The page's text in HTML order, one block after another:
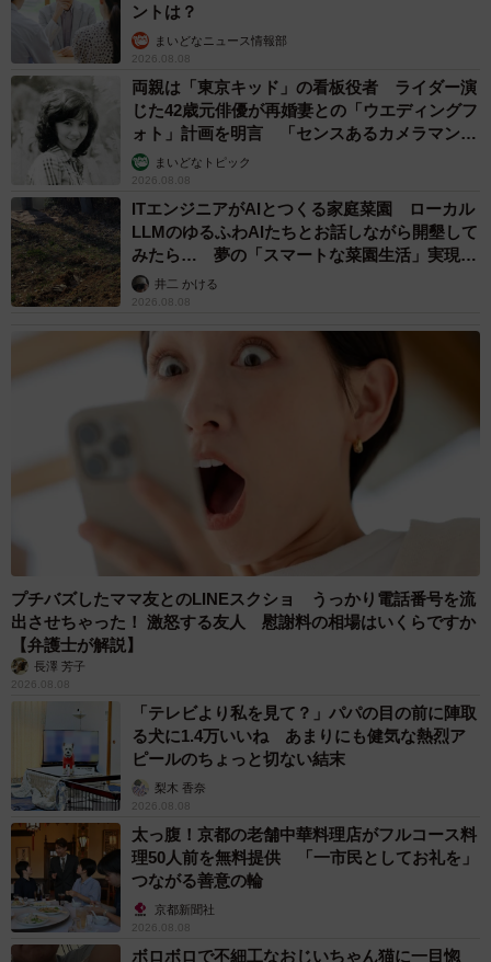
ントは？
まいどなニュース情報部
2026.08.08
両親は「東京キッド」の看板役者 ライダー演
じた42歳元俳優が再婚妻との「ウエディングフ
ォト」計画を明言 「センスあるカメラマン求
む」まいどなトピック
2026.08.08
ITエンジニアがAIとつくる家庭菜園 ローカル
LLMのゆるふわAIたちとお話しながら開墾して
みたら… 夢の「スマートな菜園生活」実現な
るか井二 かける
2026.08.08
プチバズしたママ友とのLINEスクショ うっかり電話番号を流
出させちゃった！ 激怒する友人 慰謝料の相場はいくらですか
【弁護士が解説】
長澤 芳子
2026.08.08
「テレビより私を見て？」パパの目の前に陣取
る犬に1.4万いいね あまりにも健気な熱烈ア
ピールのちょっと切ない結末
梨木 香奈
2026.08.08
太っ腹！京都の老舗中華料理店がフルコース料
理50人前を無料提供 「一市民としてお礼を」
つながる善意の輪
京都新聞社
2026.08.08
ボロボロで不細工なおじいちゃん猫に一目惚